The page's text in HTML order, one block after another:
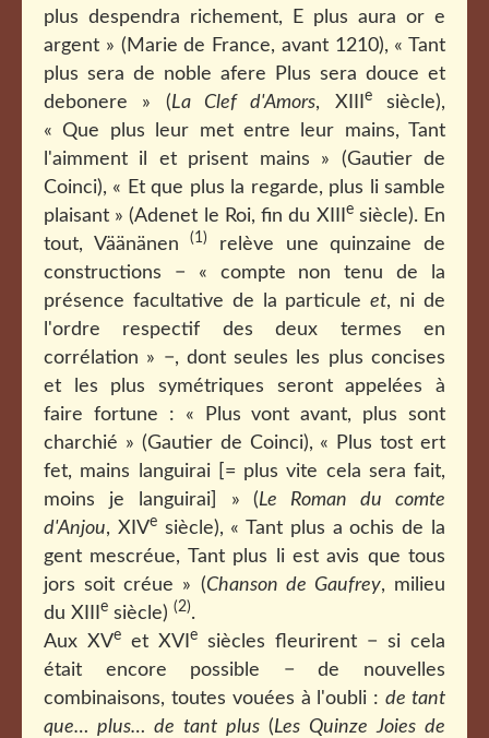
plus despendra richement, E plus aura or e
argent » (Marie de France, avant 1210), « Tant
plus sera de noble afere Plus sera douce et
debonere » (La Clef d'Amors, XIII esiècle),
« Que plus leur met entre leur mains, Tant
l'aimment il et prisent mains » (Gautier de
Coinci), « Et que plus la regarde, plus li samble
plaisant » (Adenet le Roi, fin du XIII
esiècle). En
tout, Väänänen(1)
relève une quinzaine de
constructions − « compte non tenu de la
présence facultative de la particuleet, ni de
l'ordre respectif des deux termes en
corrélation » −, dont seules les plus concises
et les plus symétriques seront appelées à
faire fortune : « Plus vont avant, plus sont
charchié » (Gautier de Coinci), « Plus tost ert
fet, mains languirai [= plus vite cela sera fait,
moins je languirai] » (Le Roman du comte
d'Anjou, XIVesiècle), « Tant plus a ochis de la
gent mescréue, Tant plus li est avis que tous
jors soit créue » (Chanson de Gaufrey, milieu
du XIII
e siècle) (2).
Aux XVe et XVI e
siècles fleurirent − si cela
était encore possible − de nouvelles
combinaisons, toutes vouées à l'oubli :de tant
que… plus… de tant plus(Les Quinze Joies de